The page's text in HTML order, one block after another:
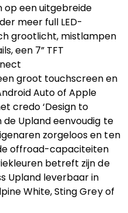
op een uitgebreide
meer full LED-
grootlicht, mistlampen
een 7” TFT
groot touchscreen en
Auto of Apple
credo ‘Design to
de Upland eenvoudig te
zorgeloos en ten
offroad-capaciteiten
betreft zijn de
Upland leverbaar in
White, Sting Grey of